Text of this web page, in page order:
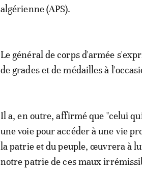
algérienne (APS).
Le général de corps d'armée
de grades et de médailles à
Il a, en outre, affirmé que "celui
une voie pour accéder à une vie
la patrie et du peuple, œuvrera à
notre patrie de ces maux